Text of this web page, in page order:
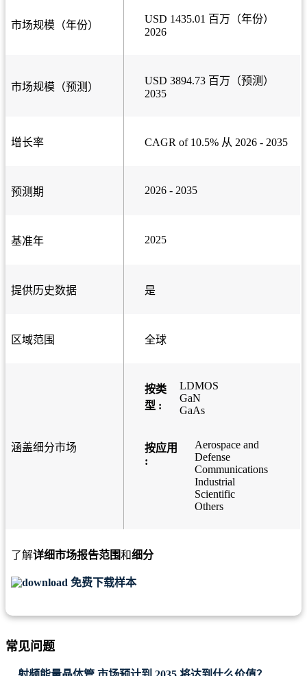
市场规模（年份）
USD 1435.01 百万（年份）
2026
市场规模（预测）
USD 3894.73 百万（预测）
2035
增长率 CAGR of 10.5% 从 2026 - 2035
预测期 2026 - 2035
基准年 2025
提供历史数据 是
区域范围 全球
涵盖细分市场
按类
型 :
LDMOS
GaN
GaAs
按应用
:
Aerospace and
Defense
Communications
Industrial
Scientific
Others
了解详细市场报告范围和细分
免费下载样本
常见问题